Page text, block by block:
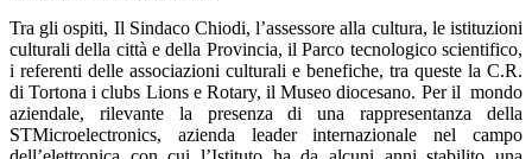
Tra gli ospiti, Il Sindaco Chiodi, l’assessore alla cultura, le istituzioni
culturali della città e della Provincia, il Parco tecnologico scientifico,
i referenti delle associazioni culturali e benefiche, tra queste la C.R.
di Tortona i clubs Lions e Rotary, il Museo diocesano. Per il mondo
aziendale, rilevante la presenza di una rappresentanza della
STMicroelectronics, azienda leader internazionale nel campo